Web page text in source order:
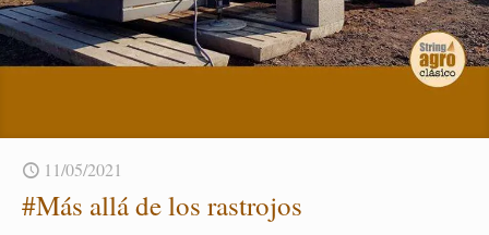
11/05/2021
#Más allá de los ras­tro­jos